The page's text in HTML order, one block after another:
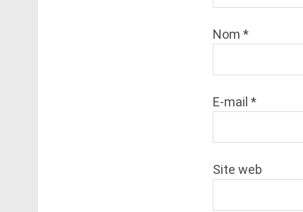
Nom *
E-mail *
Site web